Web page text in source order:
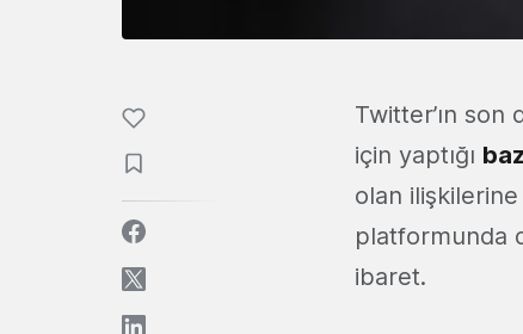
Twitter’ın
için yaptığı
olan
platformunda
ibaret.